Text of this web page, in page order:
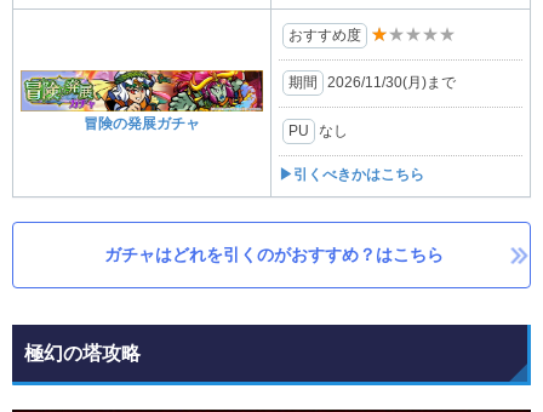
冒険の発展ガチャ
おすすめ度 ★★★★★
期間 2026/11/30(月)まで
PU なし
▶引くべきかはこちら
ガチャはどれを引くのがおすすめ？はこちら
極幻の塔攻略